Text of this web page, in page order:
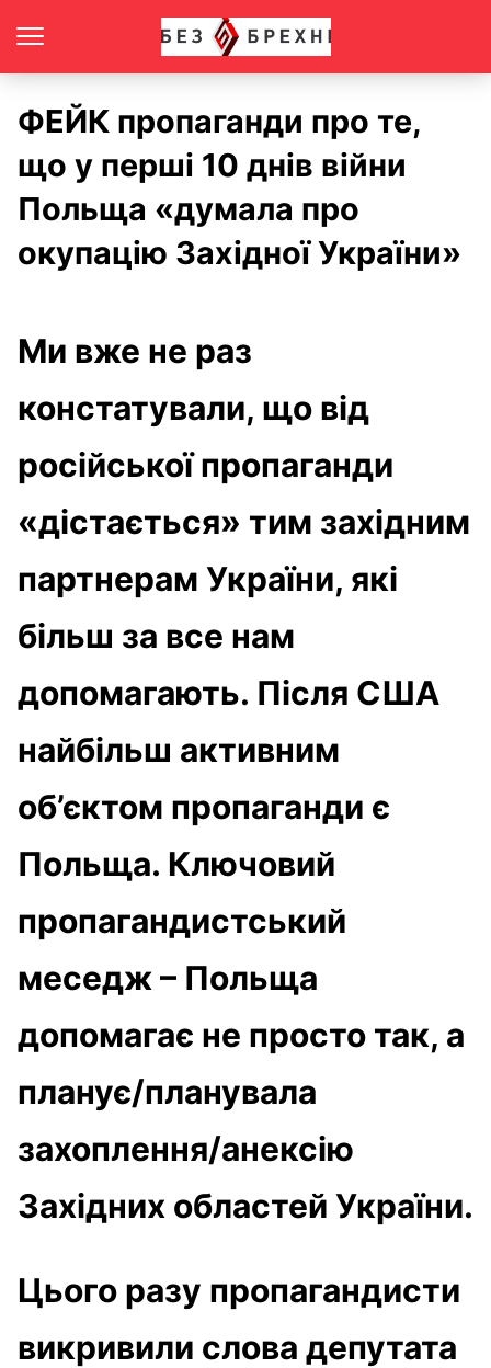
ФЕЙК пропаганди про те,
що у перші 10 днів війни
Польща «думала про
окупацію Західної України»
Ми вже не раз
констатували, що від
російської пропаганди
«дістається» тим західним
партнерам України, які
більш за все нам
допомагають. Після США
найбільш активним
об’єктом пропаганди є
Польща. Ключовий
пропагандистський
меседж – Польща
допомагає не просто так, а
планує/планувала
захоплення/анексію
Західних областей України.
Цього разу пропагандисти
викривили слова депутата